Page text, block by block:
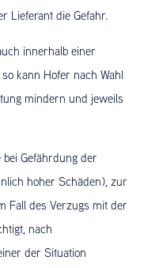
Lieferant die Gefahr.
innerhalb einer
kann Hofer nach Wahl
mindern und jeweils
Gefährdung der
hoher Schäden), zur
Fall des Verzugs mit der
nach
der Situation